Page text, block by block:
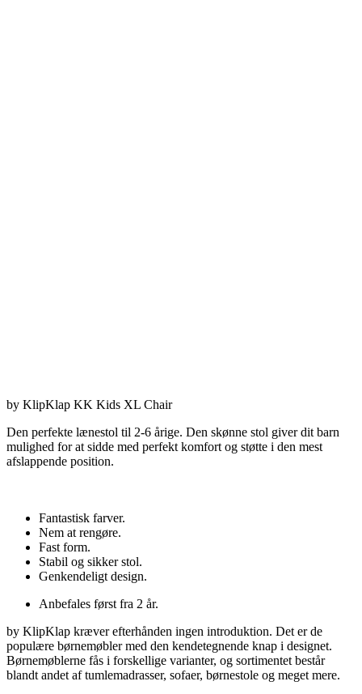
by KlipKlap KK Kids XL Chair
Den perfekte lænestol til 2-6 årige. Den skønne stol giver dit barn
mulighed for at sidde med perfekt komfort og støtte i den mest
afslappende position.
Fantastisk farver.
Nem at rengøre.
Fast form.
Stabil og sikker stol.
Genkendeligt design.
Anbefales først fra 2 år.
by KlipKlap kræver efterhånden ingen introduktion. Det er de
populære børnemøbler med den kendetegnende knap i designet.
Børnemøblerne fås i forskellige varianter, og sortimentet består
blandt andet af tumlemadrasser, sofaer, børnestole og meget mere.